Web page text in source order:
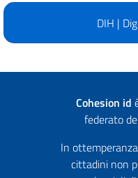
DIH |
Cohesion id
federato
In
cittadini non